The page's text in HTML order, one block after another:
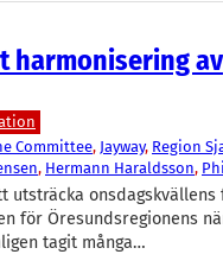
harmonisering av
Committee, Jayway, Region
, Hermann Haraldsson,
utsträcka onsdagskvällens
för Öresundsregionens
tagit många…